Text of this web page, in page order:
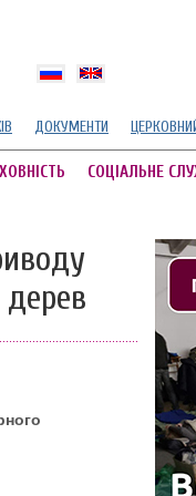
ДОКУМЕНТИ
СОЦІАЛЬНЕ